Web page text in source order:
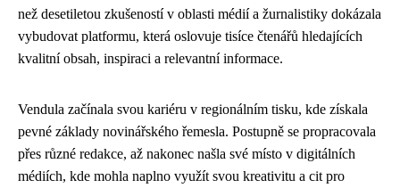
než desetiletou zkušeností v oblasti médií a žurnalistiky dokázala
vybudovat platformu, která oslovuje tisíce čtenářů hledajících
kvalitní obsah, inspiraci a relevantní informace.
Vendula začínala svou kariéru v regionálním tisku, kde získala
pevné základy novinářského řemesla. Postupně se propracovala
přes různé redakce, až nakonec našla své místo v digitálních
médiích, kde mohla naplno využít svou kreativitu a cit pro